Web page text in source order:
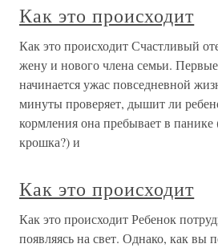
Как это происходит
Как это происходит Счастливый
жену и нового члена семьи.
начинается ужас повседневной
минуты проверяет, дышит ли
кормления она пребывает в панике
крошка?) и
Как это происходит
Как это происходит Ребенок
появляясь на свет. Однако, как вы